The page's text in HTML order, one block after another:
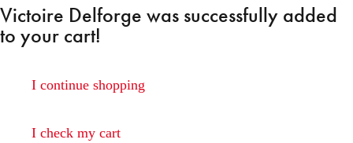
Victoire Delforge was successfully added
to your cart!
I continue shopping
I check my cart